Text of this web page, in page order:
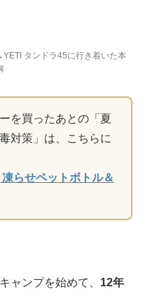
タンドラ45に行き着いた本
を買ったあとの「夏
対策」は、こちらに
らせペットボトル＆
ャンプを始めて、 12年